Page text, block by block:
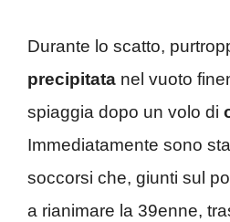
Durante lo scatto,
precipitata nel vuoto
spiaggia dopo un volo di
Immediatamente sono
soccorsi che, giunti sul
a rianimare la 39enne,